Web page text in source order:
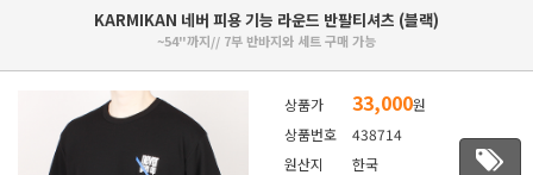
KARMIKAN 네버 피용 기능 라운드 반팔티셔츠 (블랙)
~54"까지// 7부 반바지와 세트 구매 가능
상품가 33,000원
상품번호
438714
원산지
한국